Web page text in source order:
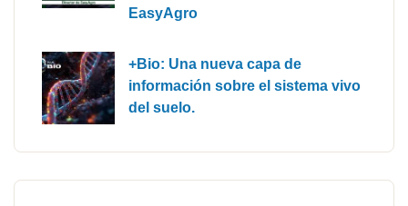
EasyAgro
+Bio: Una nueva capa de
información sobre el sistema vivo
del suelo.